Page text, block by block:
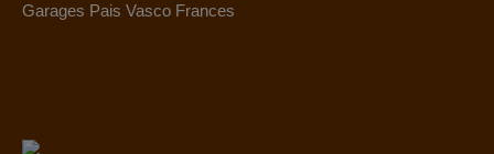
Garages Pais Vasco Frances